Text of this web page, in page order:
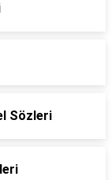
Sözleri